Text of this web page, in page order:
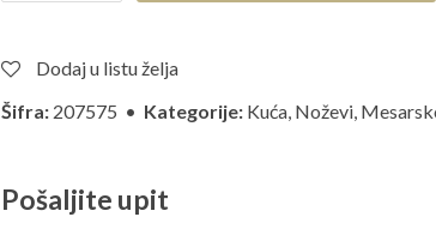
Dodaj u listu želja
Šifra: 207575 • Kategorije: Kuća, Noževi,
Pošaljite upit